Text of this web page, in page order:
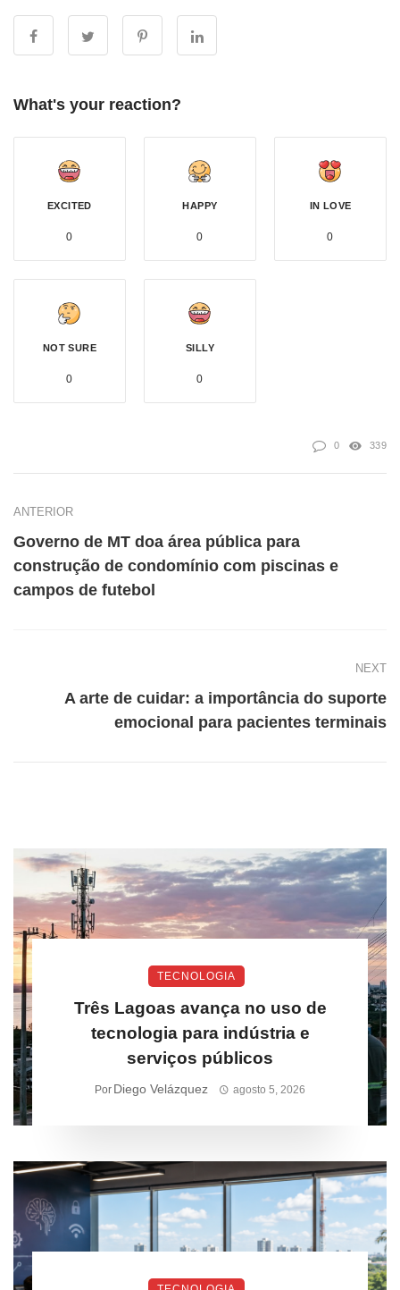
What's your reaction?
EXCITED
0
HAPPY
0
IN LOVE
0
NOT SURE
0
SILLY
0
0 339
ANTERIOR
Governo de MT doa área pública para
construção de condomínio com piscinas e
campos de futebol
NEXT
A arte de cuidar: a importância do suporte
emocional para pacientes terminais
TECNOLOGIA
Três Lagoas avança no uso de
tecnologia para indústria e
serviços públicos
Por Diego Velázquez agosto 5, 2026